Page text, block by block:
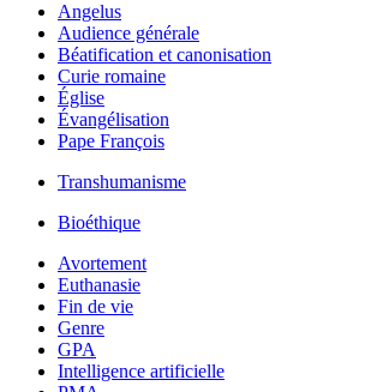
Angelus
Audience générale
Béatification et canonisation
Curie romaine
Église
Évangélisation
Pape François
Transhumanisme
Bioéthique
Avortement
Euthanasie
Fin de vie
Genre
GPA
Intelligence artificielle